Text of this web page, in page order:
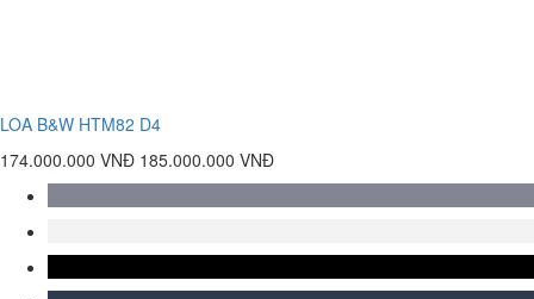
LOA B&W HTM82 D4
174.000.000 VNĐ 185.000.000 VNĐ